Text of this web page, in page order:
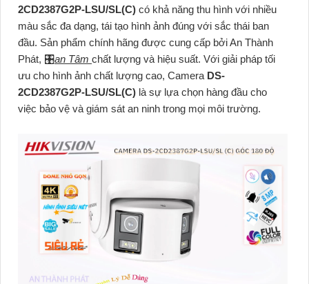
2CD2387G2P-LSU/SL(C) có khả năng thu hình với nhiều
màu sắc đa dạng, tái tạo hình ảnh đúng với sắc thái ban
đầu. Sản phẩm chính hãng được cung cấp bởi An Thành
Phát, 🎛an Tâm chất lượng và hiệu suất. Với giải pháp tối
ưu cho hình ảnh chất lượng cao, Camera DS-
2CD2387G2P-LSU/SL(C) là sự lựa chọn hàng đầu cho
việc bảo vệ và giám sát an ninh trong mọi môi trường.